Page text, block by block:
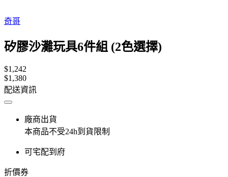
奇哥
矽膠沙灘玩具6件組 (2色選擇)
$1,242
$1,380
配送資訊
廠商出貨
本商品不受24h到貨限制
可宅配到府
折價券